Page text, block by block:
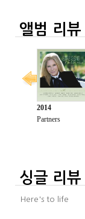
앨범 리뷰
싱글 리뷰
Here's to life